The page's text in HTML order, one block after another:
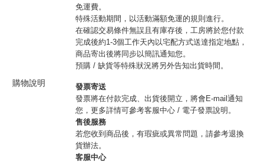
免運費。
特殊活動期間，以活動滿額免運的規則進行。
在確認交易條件無誤且有庫存後，工房將於您付款
完成後約1-3個工作天內以宅配方式送達指定地點，
商品寄出後將同步以簡訊通知您。
預購 / 缺貨等特殊狀況將另外告知出貨時間。
購物說明
發票寄送
發票將在付款完成、出貨後開立，將會E-mail通知
您，更多詳情可參考客服中心 / 電子發票說明。
售後服務
若您收到商品後，有瑕疵或異常問題，請參考退換
貨辦法。
客服中心